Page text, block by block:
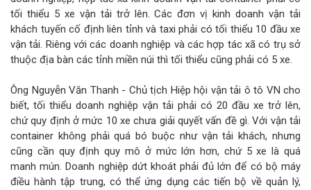
tối thiểu 5 xe vận tải trở lên. Các đơn vị kinh doanh vận tải
khách tuyến cố định liên tỉnh và taxi phải có tối thiểu 10 đầu xe
vận tải. Riêng với các doanh nghiệp và các hợp tác xã có trụ sở
thuộc địa bàn các tỉnh miền núi thì tối thiểu cũng phải có 5 xe.
Ông Nguyễn Văn Thanh - Chủ tịch Hiệp hội vận tải ô tô VN cho
biết, tối thiểu doanh nghiệp vận tải phải có 20 đầu xe trở lên,
chứ quy định ở mức 10 xe chưa giải quyết vấn đề gì. Với vận tải
container không phải quá bó buộc như vận tải khách, nhưng
cũng cần quy định quy mô ở mức lớn hơn, chứ 5 xe là quá
manh mún. Doanh nghiệp dứt khoát phải đủ lớn để có bộ máy
điều hành tập trung, có thể ứng dụng các tiến bộ về quản lý,